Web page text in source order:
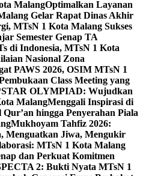
MalangOptimalkan Layanan
Gelar Rapat Dinas Akhir
MTsN 1 Kota Malang Sukses
Semester Genap TA
di Indonesia, MTsN 1 Kota
Nasional Zona
PAWS 2026, OSIM MTsN 1
Class Meeting yang
OLYMPIAD: Wujudkan
MalangMenggali Inspirasi di
hingga Penyerahan Piala
Mukhoyam Tahfiz 2026:
Menguatkan Jiwa, Mengukir
MTsN 1 Kota Malang
dan Perkuat Komitmen
2: Bukti Nyata MTsN 1